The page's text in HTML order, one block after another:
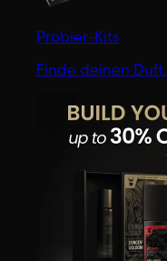
Probier-Kits
Finde deinen Duft.